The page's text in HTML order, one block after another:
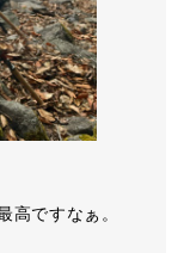
高ですなぁ。